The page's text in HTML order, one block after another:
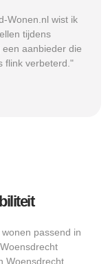
Wonen.nl wist ik
tijdens
aanbieder die
flink verbeterd."
passend in
Woensdrecht